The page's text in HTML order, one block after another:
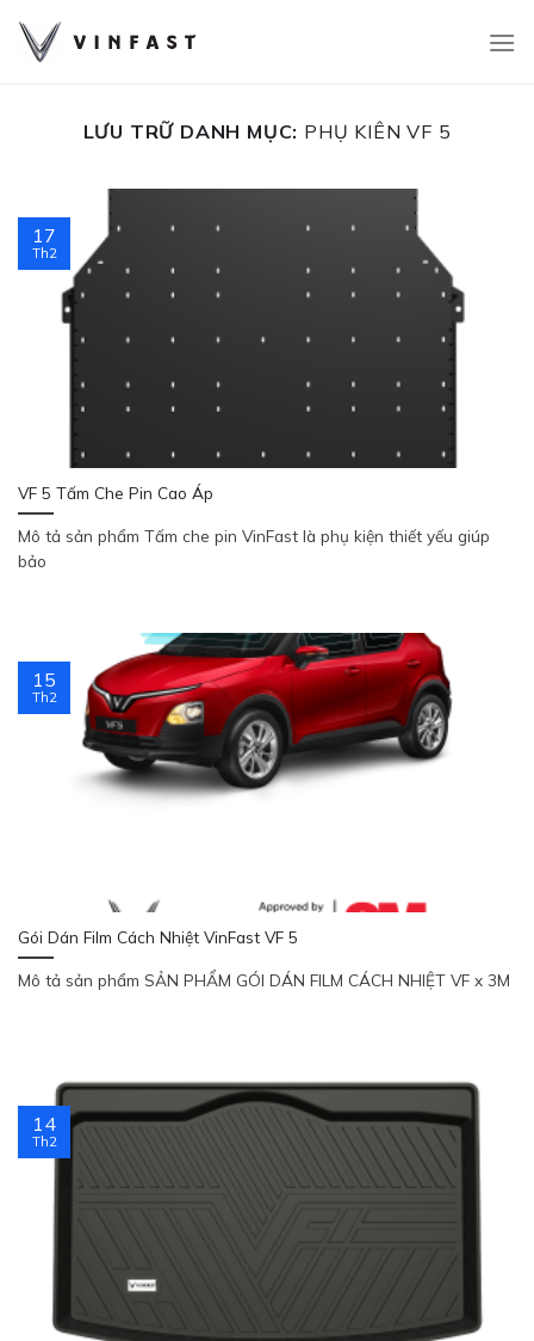
qua
LƯU TRỮ DANH MỤC: PHỤ KIÊN VF 5
VF 5 Tấm Che Pin Cao Áp
Mô tả sản phẩm Tấm che pin VinFast là phụ kiện thiết yếu giúp
bảo
17
Th2
Gói Dán Film Cách Nhiệt VinFast VF 5
Mô tả sản phẩm SẢN PHẨM GÓI DÁN FILM CÁCH NHIỆT VF x 3M
15
Th2
14
Th2